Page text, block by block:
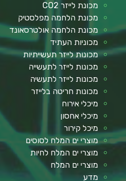
מכונת לייזר CO2
מכונת הלחמה מפלסטיק
מכונת הלחמה אולטרסאונד
מכוניות העתיד
מכונות לייזר תעשייתיות
מכונות לייזר לתעשייה
מכונות לייזר לתעשיה
מכונות חריטה בלייזר
מיכלי אירוח
מיכלי אחסון
מיכל קירור
מוצרי ים המלח לסוסים
מוצרי ים המלח לחיות
מוצרי ים המלח
מדע